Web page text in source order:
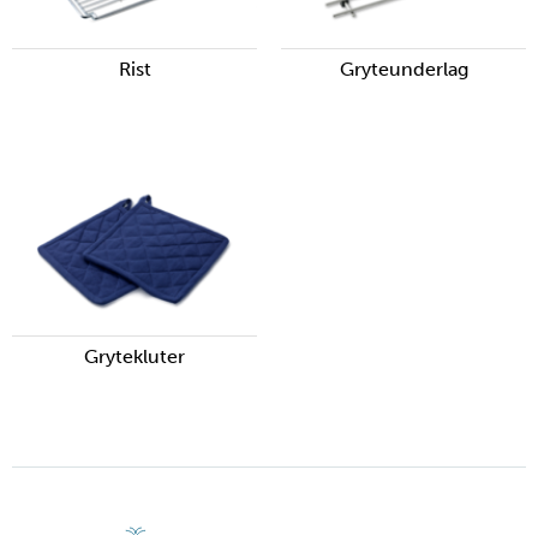
Rist Gryteunderlag
Grytekluter